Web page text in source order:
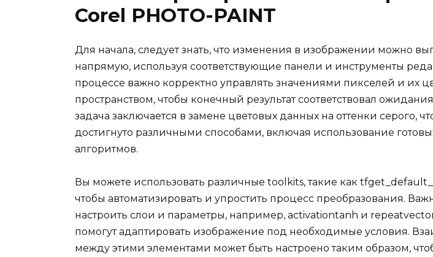
Corel PHOTO-PAINT
Для начала, следует знать, что изменения в изображении можно
напрямую, используя соответствующие панели и инструменты
процессе важно корректно управлять значениями пикселей и их
пространством, чтобы конечный результат соответствовал
задача заключается в замене цветовых данных на оттенки серого,
достигнуто различными способами, включая использование
алгоритмов.
Вы можете использовать различные toolkits, такие как
чтобы автоматизировать и упростить процесс преобразования.
настроить слои и параметры, например, activationtanh и
помогут адаптировать изображение под необходимые условия.
между этими элементами может быть настроено таким образом,